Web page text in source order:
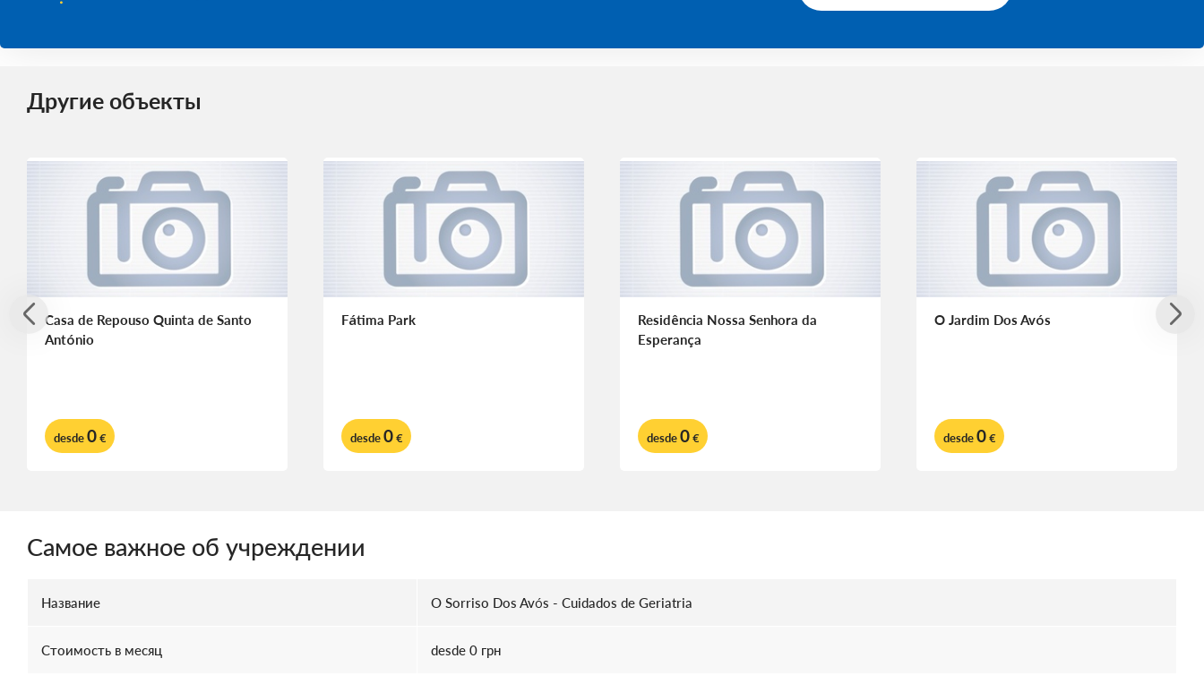
Другие объекты
Casa de Repouso Quinta de Santo
António
desde0€
Fátima Park
desde0€
Residência Nossa Senhora da
Esperança
desde0€
O Jardim Dos Avós
desde0€
Самое важное об учреждении
Название O Sorriso Dos Avós - Cuidados de Geriatria
Стоимость в месяц desde 0 грн